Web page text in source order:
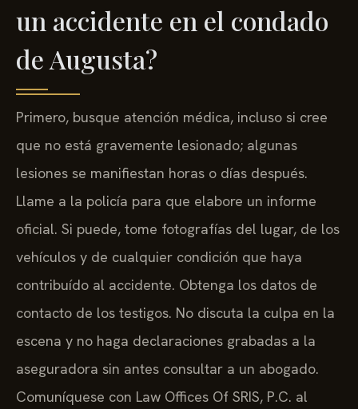
un accidente en el condado
de Augusta?
Primero, busque atención médica, incluso si cree
que no está gravemente lesionado; algunas
lesiones se manifiestan horas o días después.
Llame a la policía para que elabore un informe
oficial. Si puede, tome fotografías del lugar, de los
vehículos y de cualquier condición que haya
contribuído al accidente. Obtenga los datos de
contacto de los testigos. No discuta la culpa en la
escena y no haga declaraciones grabadas a la
aseguradora sin antes consultar a un abogado.
Comuníquese con Law Offices Of SRIS, P.C. al